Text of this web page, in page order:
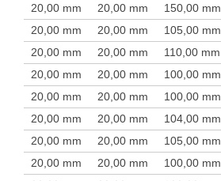
20,00 mm
20,00 mm 150,00 mm
20,00 mm
20,00 mm 105,00 mm
20,00 mm
20,00 mm 110,00 mm
20,00 mm
20,00 mm 100,00 mm
20,00 mm
20,00 mm 100,00 mm
20,00 mm
20,00 mm 104,00 mm
20,00 mm
20,00 mm 105,00 mm
20,00 mm
20,00 mm 100,00 mm